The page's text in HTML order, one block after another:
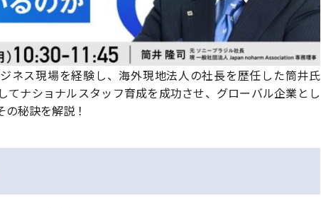
ネス現場を経験し、海外現地法人の社長を歴任した筒井氏
てナショナルスタッフ育成を成功させ、グローバル企業とし
秘訣を解説！